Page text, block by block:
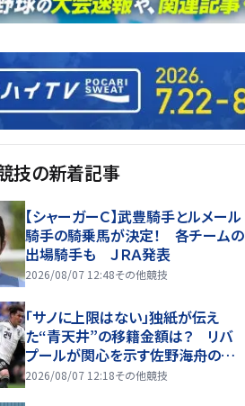
技の新着記事
【シャーガーＣ】武豊騎手とルメール
騎手の騎乗馬が決定！ 各チームの
出場騎手も ＪＲＡ発表
2026/08/07 12:48その他競技
「サノに上限はない」独紙が伝え
た“青天井”の移籍金額は？ リバ
プールが関心を示す佐野海舟の去
就状況をマインツ幹部が告白「価値
2026/08/07 12:18その他競技